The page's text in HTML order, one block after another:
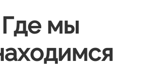
Где мы